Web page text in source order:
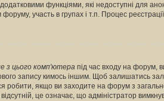
функціями, які недоступні для
участь в групах і т.п. Процес
з цього комп'ютера під час входу на форум,
запису кимось іншим. Щоб залишатись
робити, якщо ви заходите на форум з
це означає, що адміністратор